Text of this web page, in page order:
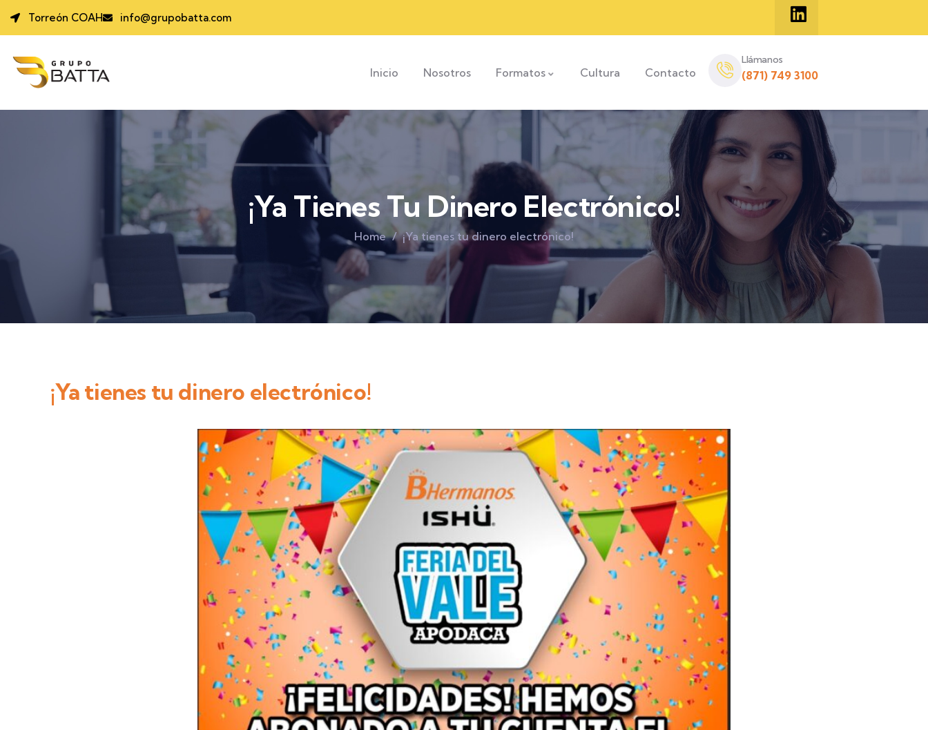
Torreón COAH info@grupobatta.com
Inicio Nosotros Formatos Cultura Contacto
Llámanos
(871) 749 3100
¡Ya Tienes Tu Dinero Electrónico!
Home ¡Ya tienes tu dinero electrónico!
¡Ya tienes tu dinero electrónico!